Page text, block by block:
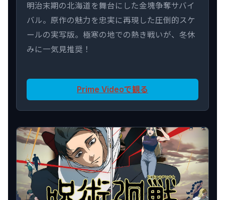
明治末期の北海道を舞台にした金塊争奪サバイ
バル。原作の魅力を忠実に再現した圧倒的スケ
ールの実写版。極寒の地での熱き戦いが、冬休
みに一気見推奨！
Prime Videoで観る